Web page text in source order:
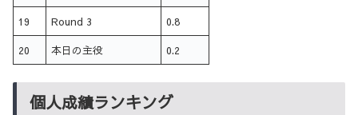
19 Round 3 0.8
20 本日の主役 0.2
個人成績ランキング